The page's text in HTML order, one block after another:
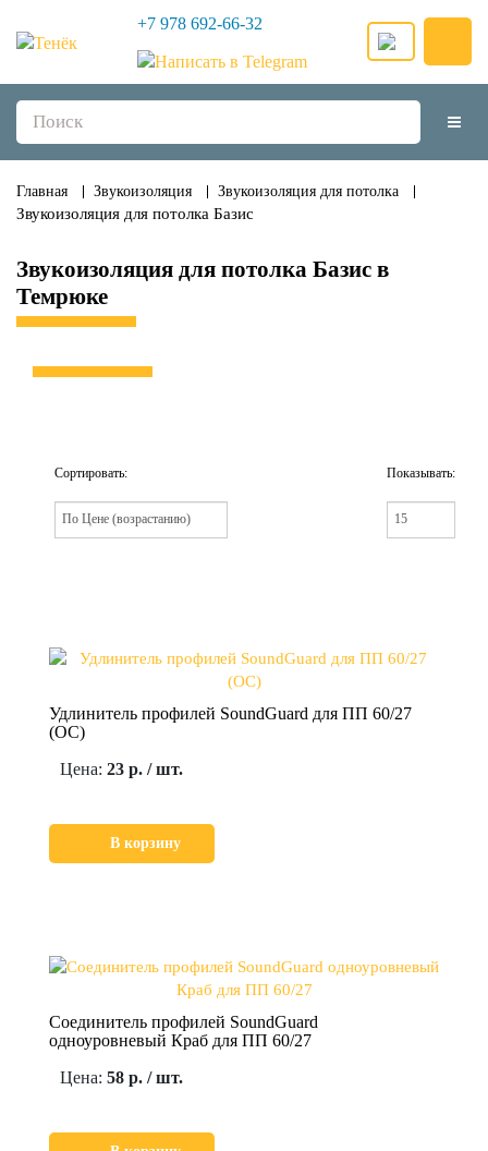
+7 978 692-66-32
Главная Звукоизоляция Звукоизоляция для потолка
Звукоизоляция для потолка Базис
Звукоизоляция для потолка Базис в
Темрюке
Сортировать: Показывать:
Удлинитель профилей SoundGuard для ПП 60/27
(ОС)
Цена: 23 р. / шт.
В корзину
Соединитель профилей SoundGuard
одноуровневый Краб для ПП 60/27
Цена: 58 р. / шт.